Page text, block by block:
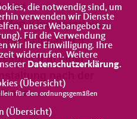
das
den Klostergarten,
Gelegenheit
in einer
nach der
die notwendig sind, um
verwenden wir Dienste
unser Webangebot zu
Für die Verwendung
wir Ihre Einwilligung. Ihre
widerrufen. Weitere
Datenschutzerklärung.
(Übersicht)
für den ordnungsgemäßen
(Übersicht)